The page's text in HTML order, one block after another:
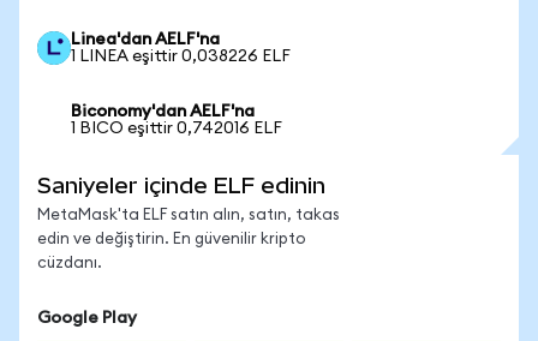
Linea'dan AELF'na
1 LINEA eşittir 0,038226 ELF
Biconomy'dan AELF'na
1 BICO eşittir 0,742016 ELF
Saniyeler içinde ELF edinin
MetaMask'ta ELF satın alın, satın, takas
edin ve değiştirin. En güvenilir kripto
cüzdanı.
Google Play